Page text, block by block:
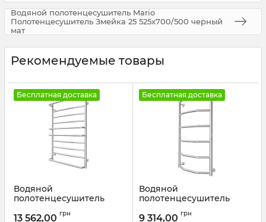
Водяной полотенцесушитель Mario
Полотенцесушитель Змейка 25 525х700/500 черный
мат
Рекомендуемые товары
Бесплатная доставка
Водяной
полотенцесушитель
970х630/600 золото лайт
13 562,00 грн
Бесплатная доставка
Водяной
полотенцесушитель
770х430/400 золото лайт
9 314,00 грн